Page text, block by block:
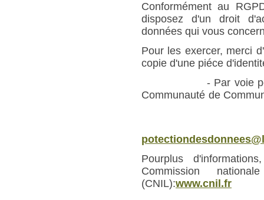
Conformément au
disposez d'un droit
données qui vous
Pour les exercer, merci
copie d'une piéce
- Par voie postale :
Communauté de
Pourplus
Commission
(CNIL):www.cnil.fr